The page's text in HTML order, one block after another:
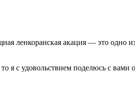
ленкоранская акация — это
я с удовольствием поделюсь с вами